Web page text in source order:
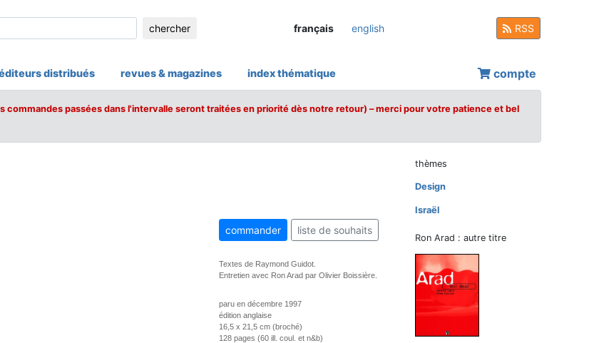
chercher français english RSS
distribués revues & magazines index thématique compte
passées dans l'intervalle seront traitées en priorité dès notre retour) – merci pour votre patience et bel
commander liste de souhaits
Textes de Raymond Guidot.
Entretien avec Ron Arad par Olivier Boissière.
paru en décembre 1997
édition anglaise
16,5 x 21,5 cm (broché)
128 pages (60 ill. coul. et n&b)
thèmes
Design
Israël
Ron Arad : autre titre